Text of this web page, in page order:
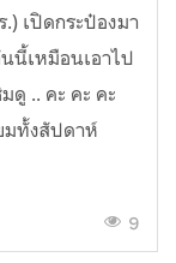
เปิดกระป๋องมา
นี้เหมือนเอาไป
ดู .. คะ คะ คะ
มทั้งสัปดาห์
9